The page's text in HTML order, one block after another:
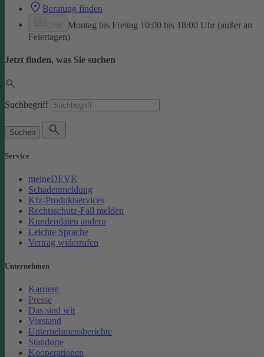
Beratung finden
Montag bis Freitag 10:00 bis 18:00 Uhr (außer an
Feiertagen)
Jetzt finden, was Sie suchen
Suchbegriff
Suchen
Service
meineDEVK
Schadenmeldung
Kfz-Produktservices
Rechtsschutz-Fall melden
Kundendaten ändern
Leichte Sprache
Vertrag widerrufen
Unternehmen
Karriere
Presse
Das sind wir
Vorstand
Unternehmensberichte
Standorte
Kooperationen